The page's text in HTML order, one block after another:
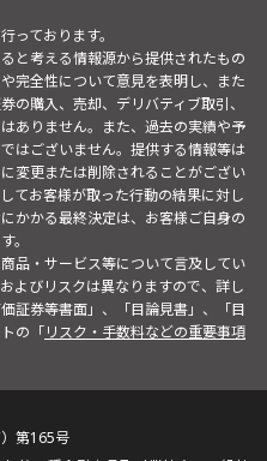
っております。
と考える情報源から提供されたもの
完全性について意見を表明し、また
の購入、売却、デリバティブ取引、
ありません。また、過去の実績や予
はございません。提供する情報等は
変更または削除されることがござい
てお客様が取った行動の結果に対し
かかる最終決定は、お客様ご自身の
。
品・サービス等について言及してい
よびリスクは異なりますので、詳し
証券等書面」、「目論見書」、「目
の「リスク・手数料などの重要事項
第165号